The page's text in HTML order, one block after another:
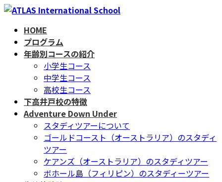
コ
ナ
HOME
プログラム
年齢別コースの紹介
小学生コース
中学生コース
高校生コース
下高井戸校の特徴
Adventure Down Under
スタディツアーについて
ゴールドコースト（オーストラリア）のスタディ
ツアー
ケアンズ（オーストラリア）のスタディツアー
ボホール島（フィリピン）のスタディーツアー